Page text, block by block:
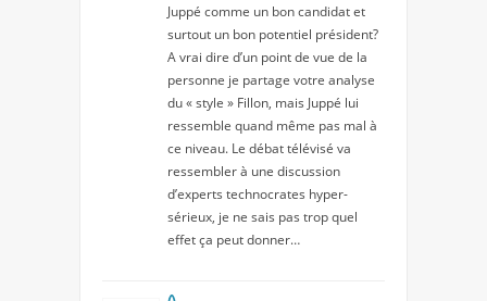
Juppé comme un bon candidat et
surtout un bon potentiel président?
A vrai dire d’un point de vue de la
personne je partage votre analyse
du « style » Fillon, mais Juppé lui
ressemble quand même pas mal à
ce niveau. Le débat télévisé va
ressembler à une discussion
d’experts technocrates hyper-
sérieux, je ne sais pas trop quel
effet ça peut donner…